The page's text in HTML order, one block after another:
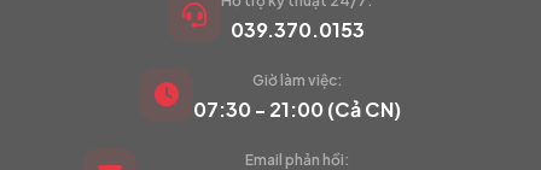
VIETCAM.VN
Đang trực tuyến
039.370.0153
Giờ làm việc:
07:30 - 21:00 (Cả CN)
Email phản hồi: